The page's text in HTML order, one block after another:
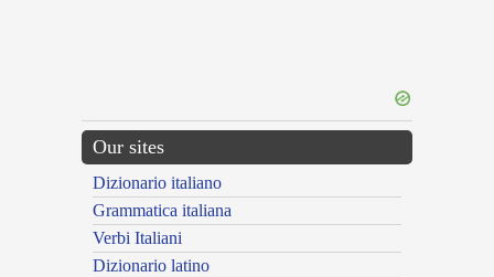
Our sites
Dizionario italiano
Grammatica italiana
Verbi Italiani
Dizionario latino